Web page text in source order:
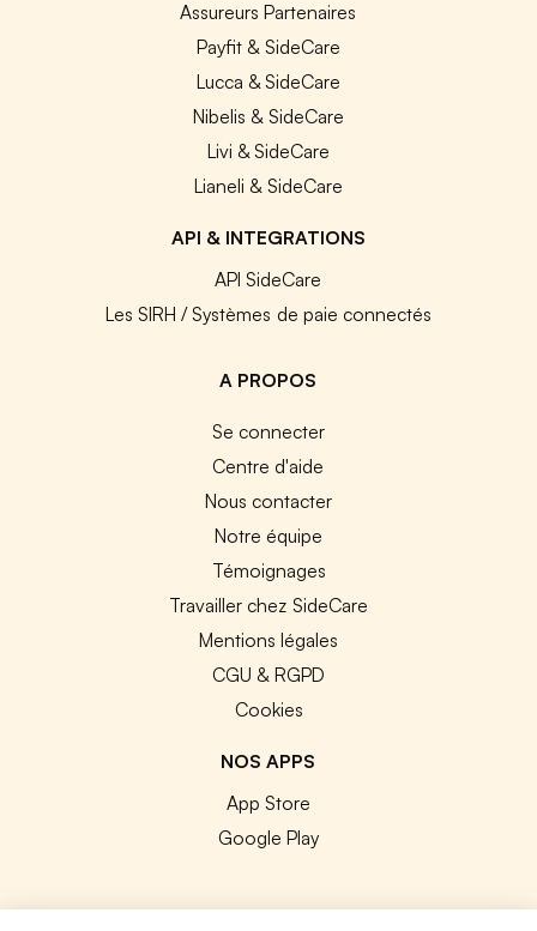
Assureurs Partenaires
Payfit & SideCare
Lucca & SideCare
Nibelis & SideCare
Livi & SideCare
Lianeli & SideCare
API & INTEGRATIONS
API SideCare
Les SIRH / Systèmes de paie connectés
A PROPOS
Se connecter
Centre d'aide
Nous contacter
Notre équipe
Témoignages
Travailler chez SideCare
Mentions légales
CGU & RGPD
Cookies
NOS APPS
App Store
Google Play